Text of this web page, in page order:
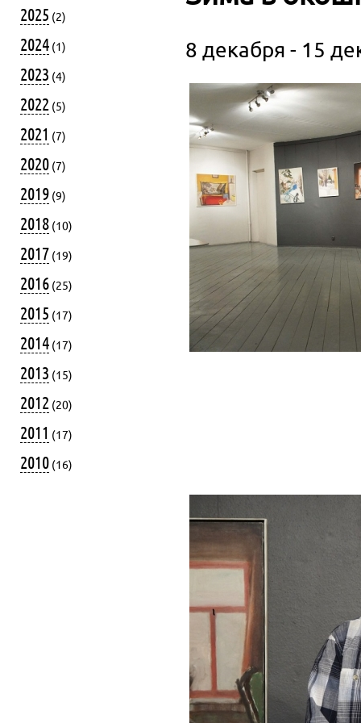
2025 (2)
2024 (1)
2023 (4)
2022 (5)
2021 (7)
2020 (7)
2019 (9)
2018 (10)
2017 (19)
2016 (25)
2015 (17)
2014 (17)
2013 (15)
2012 (20)
2011 (17)
2010 (16)
8 декабря - 15